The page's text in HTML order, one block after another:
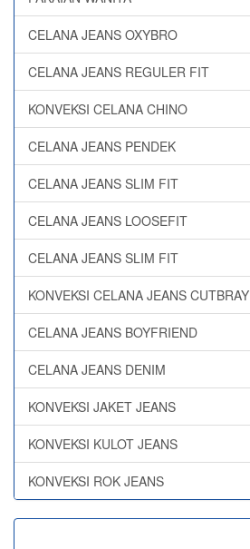
CELANA JEANS OXYBRO
CELANA JEANS REGULER FIT
KONVEKSI CELANA CHINO
CELANA JEANS PENDEK
CELANA JEANS SLIM FIT
CELANA JEANS LOOSEFIT
CELANA JEANS SLIM FIT
KONVEKSI CELANA JEANS CUTBRAY
CELANA JEANS BOYFRIEND
CELANA JEANS DENIM
KONVEKSI JAKET JEANS
KONVEKSI KULOT JEANS
KONVEKSI ROK JEANS